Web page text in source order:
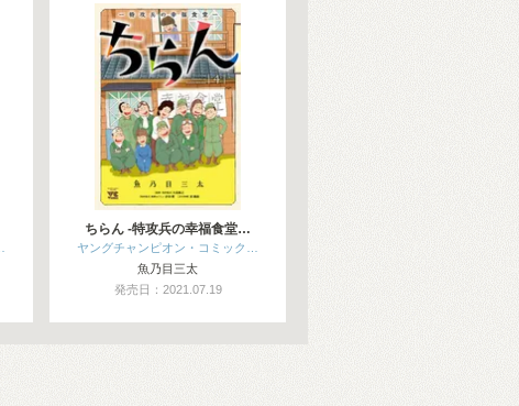
ちらん -特攻兵の幸福食堂…
ヤングチャンピオン・コミック…
魚乃目三太
発売日：2021.07.19